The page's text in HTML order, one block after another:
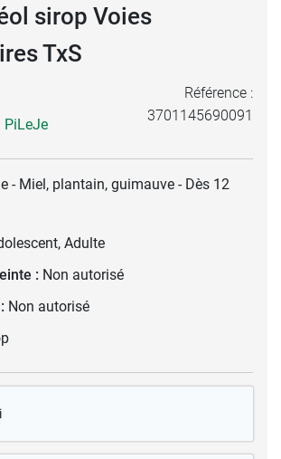
sirop Voies
TxS
PiLeJe
Référence :
3701145690091
- Miel, plantain, guimauve - Dès 12
Adulte
: Non autorisé
Non autorisé